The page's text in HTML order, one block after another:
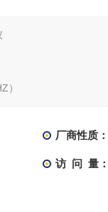
）
厂商性质：
访 问 量：